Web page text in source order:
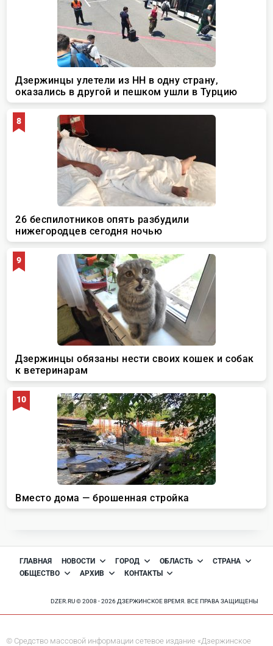
ГЛАВНАЯ НОВОСТИ ГОРОД ОБЛАСТЬ
СТРАНА
ОБЩЕСТВО
АРХИВ КОНТАКТЫ
DZER.RU © 2008 - 2026 ДЗЕРЖИНСКОЕ ВРЕМЯ. ВСЕ ПРАВА ЗАЩИЩЕНЫ
© Средство массовой информации сетевое издание «Дзержинское